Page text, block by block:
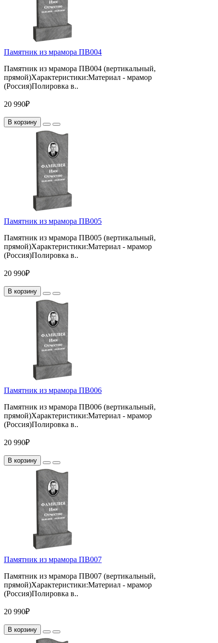
Памятник из мрамора ПВ004
Памятник из мрамора ПВ004 (вертикальный,
прямой)Характеристики:Материал - мрамор
(Россия)Полировка в..
20 990₽
В корзину
Памятник из мрамора ПВ005
Памятник из мрамора ПВ005 (вертикальный,
прямой)Характеристики:Материал - мрамор
(Россия)Полировка в..
20 990₽
В корзину
Памятник из мрамора ПВ006
Памятник из мрамора ПВ006 (вертикальный,
прямой)Характеристики:Материал - мрамор
(Россия)Полировка в..
20 990₽
В корзину
Памятник из мрамора ПВ007
Памятник из мрамора ПВ007 (вертикальный,
прямой)Характеристики:Материал - мрамор
(Россия)Полировка в..
20 990₽
В корзину